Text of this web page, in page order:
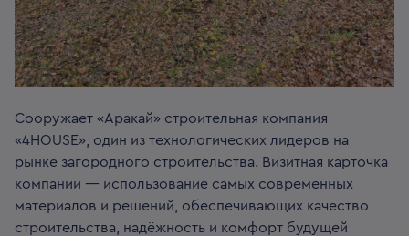
Сооружает «Аракай» строительная компания
«4HOUSE», один из технологических лидеров на
рынке загородного строительства. Визитная карточка
компании — использование самых современных
материалов и решений, обеспечивающих качество
строительства, надёжность и комфорт будущей